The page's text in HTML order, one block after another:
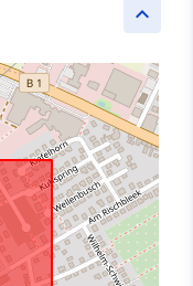
keyboard_arrow_up